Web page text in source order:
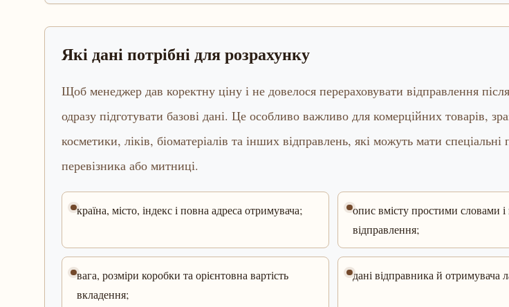
Які дані потрібні для розрахунку
Щоб менеджер дав коректну ціну і не довелося перераховувати відправлення
одразу підготувати базові дані. Це особливо важливо для комерційних товарів,
косметики, ліків, біоматеріалів та інших відправлень, які можуть мати спеціальні
перевізника або митниці.
країна, місто, індекс і повна адреса отримувача;
опис вмісту простими словами
відправлення;
вага, розміри коробки та орієнтовна вартість
вкладення;
дані відправника й отримувача